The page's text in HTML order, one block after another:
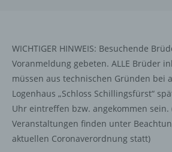
WICHTIGER HINWEIS: Besuchende
Voranmeldung gebeten. ALLE Brüder
müssen aus technischen Gründen bei
Logenhaus „Schloss Schillingsfürst“
Uhr eintreffen bzw. angekommen sein.
Veranstaltungen finden unter
aktuellen Coronaverordnung statt)